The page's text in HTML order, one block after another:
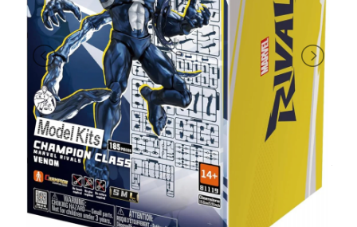
SYLVANIAN
FAMILY
VALIGERIA-
BORSETTE
BRAND